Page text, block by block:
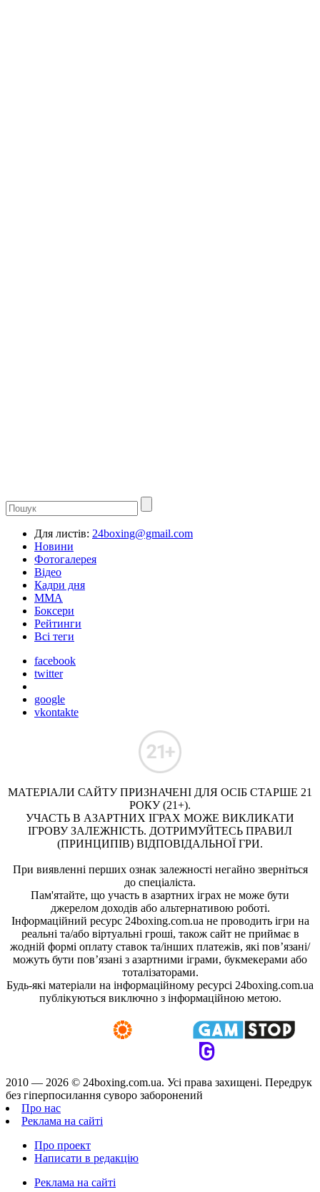
Для листів: 24boxing@gmail.com
Новини
Фотогалерея
Відео
Кадри дня
ММА
Боксери
Рейтинги
Всі теги
facebook
twitter
google
vkontakte
МАТЕРІАЛИ САЙТУ ПРИЗНАЧЕНІ ДЛЯ ОСІБ СТАРШЕ 21
РОКУ (21+).
УЧАСТЬ В АЗАРТНИХ ІГРАХ МОЖЕ ВИКЛИКАТИ
ІГРОВУ ЗАЛЕЖНІСТЬ. ДОТРИМУЙТЕСЬ ПРАВИЛ
(ПРИНЦИПІВ) ВІДПОВІДАЛЬНОЇ ГРИ.
При виявленні перших ознак залежності негайно зверніться
до спеціаліста.
Пам'ятайте, що участь в азартних іграх не може бути
джерелом доходів або альтернативою роботі.
Інформаційний ресурс 24boxing.com.ua не проводить ігри на
реальні та/або віртуальні гроші, також сайт не приймає в
жодній формі оплату ставок та/інших платежів, які пов’язані/
можуть бути пов’язані з азартними іграми, букмекерами або
тоталізаторами.
Будь-які матеріали на інформаційному ресурсі 24boxing.com.ua
публікуються виключно з інформаційною метою.
2010 — 2026 © 24boxing.com.ua. Усi права захищенi. Передрук
без гіперпосилання суворо заборонений
Про нас
Реклама на сайті
Про проект
Написати в редакцію
Реклама на сайті